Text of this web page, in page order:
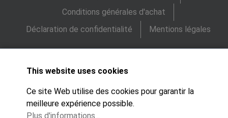
Conditions générales d'achat
Déclaration de confidentialité
Mentions légales
This website uses cookies
Ce site Web utilise des cookies pour garantir la
meilleure expérience possible.
Plus d'informations...